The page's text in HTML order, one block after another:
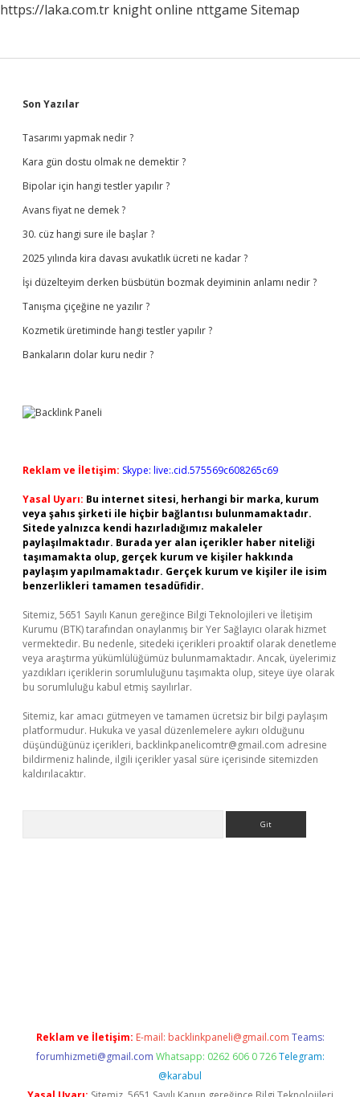
https://laka.com.tr knight online nttgame Sitemap
Sidebar
Son Yazılar
Tasarımı yapmak nedir ?
Kara gün dostu olmak ne demektir ?
Bipolar için hangi testler yapılır ?
Avans fiyat ne demek ?
30. cüz hangi sure ile başlar ?
2025 yılında kira davası avukatlık ücreti ne kadar ?
İşi düzelteyim derken büsbütün bozmak deyiminin anlamı nedir ?
Tanışma çiçeğine ne yazılır ?
Kozmetik üretiminde hangi testler yapılır ?
Bankaların dolar kuru nedir ?
Reklam ve İletişim: Skype: live:.cid.575569c608265c69
Yasal Uyarı: Bu internet sitesi, herhangi bir marka, kurum
veya şahıs şirketi ile hiçbir bağlantısı bulunmamaktadır.
Sitede yalnızca kendi hazırladığımız makaleler
paylaşılmaktadır. Burada yer alan içerikler haber niteliği
taşımamakta olup, gerçek kurum ve kişiler hakkında
paylaşım yapılmamaktadır. Gerçek kurum ve kişiler ile isim
benzerlikleri tamamen tesadüfidir.
Sitemiz, 5651 Sayılı Kanun gereğince Bilgi Teknolojileri ve İletişim
Kurumu (BTK) tarafından onaylanmış bir Yer Sağlayıcı olarak hizmet
vermektedir. Bu nedenle, sitedeki içerikleri proaktif olarak denetleme
veya araştırma yükümlülüğümüz bulunmamaktadır. Ancak, üyelerimiz
yazdıkları içeriklerin sorumluluğunu taşımakta olup, siteye üye olarak
bu sorumluluğu kabul etmiş sayılırlar.
Sitemiz, kar amacı gütmeyen ve tamamen ücretsiz bir bilgi paylaşım
platformudur. Hukuka ve yasal düzenlemelere aykırı olduğunu
düşündüğünüz içerikleri, backlinkpanelicomtr@gmail.com adresine
bildirmeniz halinde, ilgili içerikler yasal süre içerisinde sitemizden
kaldırılacaktır.
Reklam ve İletişim: E-mail: backlinkpaneli@gmail.com Teams:
forumhizmeti@gmail.com Whatsapp: 0262 606 0 726 Telegram:
@karabul